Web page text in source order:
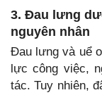
3. Đau lưng
nguyên nhân
Đau lưng và uể
lực công việc,
tác. Tuy nhiên,